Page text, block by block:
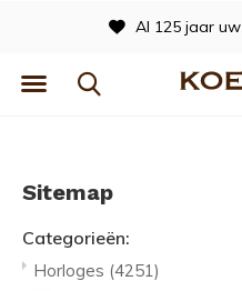
125 jaar uw vertrouwde juwelier
Sitemap
Categorieën:
Horloges (4251)